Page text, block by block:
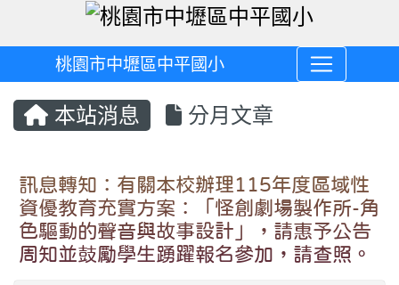
桃園市中壢區中平國小
本站消息 分月文章
訊息轉知：有關本校辦理115年度區域性
資優教育充實方案：「怪創劇場製作所-角
色驅動的聲音與故事設計」，請惠予公告
周知並鼓勵學生踴躍報名參加，請查照。